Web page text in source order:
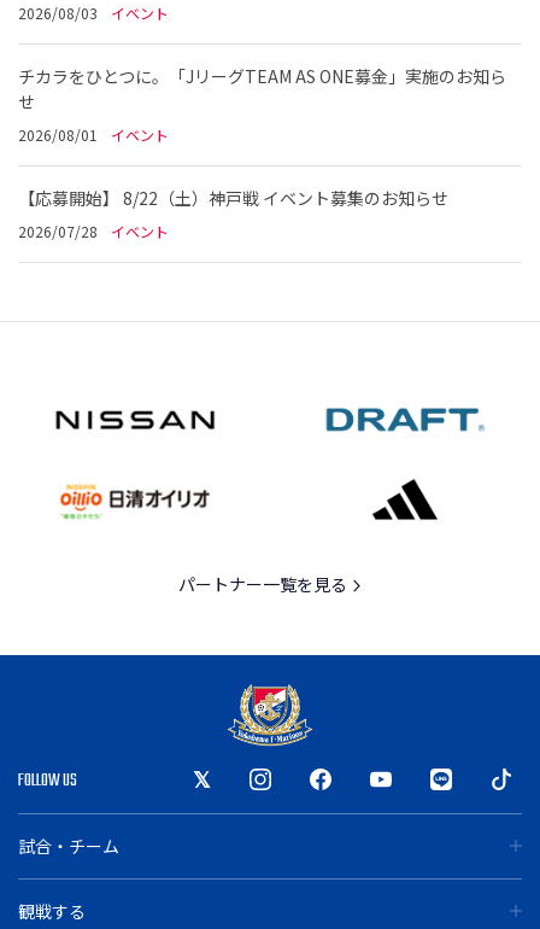
2026/08/03 イベント
チカラをひとつに。「JリーグTEAM AS ONE募金」実施のお知ら
せ
2026/08/01 イベント
【応募開始】 8/22（土）神戸戦 イベント募集のお知らせ
2026/07/28 イベント
パートナー一覧を見る
FOLLOW US
試合・チーム
観戦する